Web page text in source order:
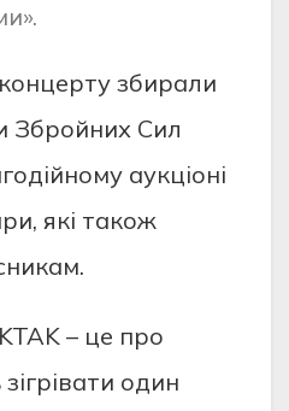
збирали
Збройних Сил
аукціоні
які також
– це про
один